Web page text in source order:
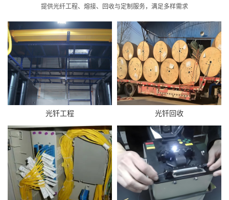
提供光纤工程、熔接、回收与定制服务，满足多样需求
光钎工程 光钎回收